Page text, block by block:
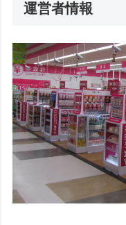
運営者情報